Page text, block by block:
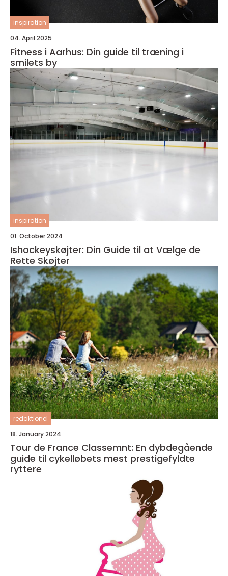
inspiration
04. April 2025
Fitness i Aarhus: Din guide til træning i
smilets by
inspiration
01. October 2024
Ishockeyskøjter: Din Guide til at Vælge de
Rette Skøjter
redaktionel
18. January 2024
Tour de France Classemnt: En dybdegående
guide til cykelløbets mest prestigefyldte
ryttere